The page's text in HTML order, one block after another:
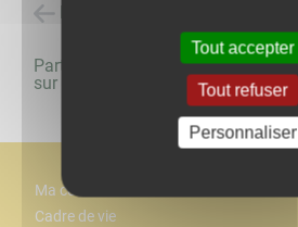
Retour à la liste des évènements
Partagez
sur :
Ma commune
Cadre de vie
Tout accepter
Tout refuser
Personnaliser